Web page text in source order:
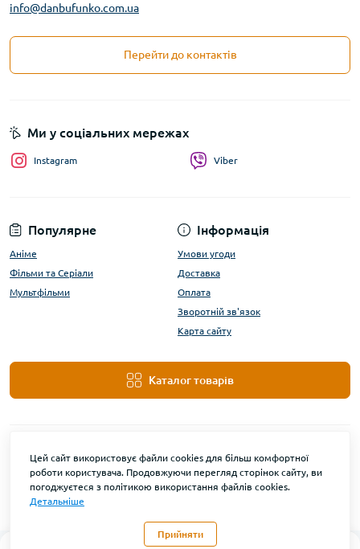
info@danbufunko.com.ua
Перейти до контактів
Популярне
Аніме
Фільми та Серіали
Мультфільми
Інформація
Умови угоди
Доставка
Оплата
Зворотній зв'язок
Карта сайту
Каталог товарів
Ми у соціальних мережах
Instagram Viber
Цей сайт використовує файли cookies для більш комфортної
роботи користувача. Продовжуючи перегляд сторінок сайту, ви
погоджуєтеся з політикою використання файлів cookies.
Детальніше
Прийняти